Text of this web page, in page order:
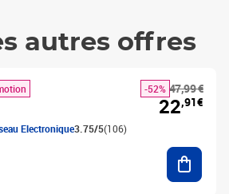
autres offres
Electronique3.75/5(106)
47,99 €
-52%
22,91€